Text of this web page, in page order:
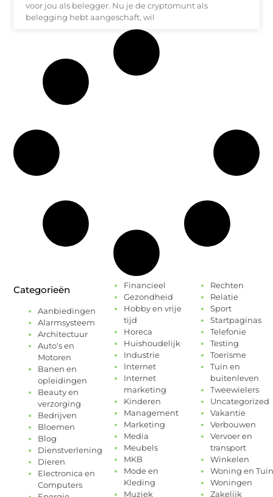
voor jou als belegger. Nu je de cryptomunt als
belegging hebt aangeschaft, wil
Categorieën
Aanbiedingen
Alarmsysteem
Architectuur
Auto's en
Motoren
Banen en
opleidingen
Beauty en
verzorging
Bedrijven
Bloemen
Blog
Dienstverlening
Dieren
Electronica en
Computers
Financieel
Gezondheid
Hobby en vrije
tijd
Horeca
Huishoudelijk
Industrie
Internet
Internet
marketing
Kinderen
Management
Marketing
Media
Meubels
MKB
Mode en
Kleding
Muziek
Rechten
Relatie
Sport
Startpaginas
Telefonie
Testing
Toerisme
Tuin en
buitenleven
Tweewielers
Uncategorized
Vakantie
Verbouwen
Vervoer en
transport
Winkelen
Woning en Tuin
Woningen
Zakelijk